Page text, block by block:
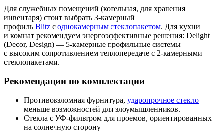
Для служебных помещений (котельная, для хранения
инвентаря) стоит выбрать 3-камерный
профиль Blitz с однокамерным стеклопакетом. Для кухни
и комнат рекомендуем энергоэффективные решения: Delight
(Decor, Design) — 5-камерные профильные системы
с высоким сопротивлением теплопередаче с 2-камерными
стеклопакетами.
Рекомендации по комплектации
Противовзломная фурнитура, ударопрочное стекло —
меньше возможностей для злоумышленников.
Стекла с УФ-фильтром для проемов, ориентированных
на солнечную сторону